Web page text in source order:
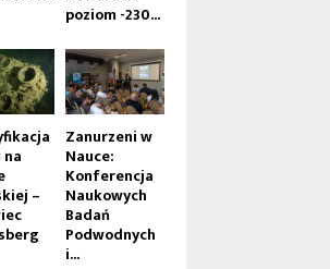
poziom -230...
–
Zanurzeni w
Nauce:
Konferencja
Naukowych
Badań
Podwodnych
i...